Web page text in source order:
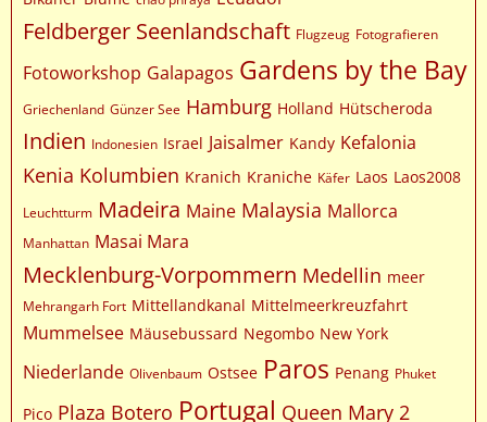
Feldberger Seenlandschaft Flugzeug Fotografieren
Fotoworkshop Galapagos Gardens by the Bay
Griechenland Günzer See Hamburg Holland Hütscheroda
Indien Indonesien Israel Jaisalmer Kandy Kefalonia
Kenia Kolumbien Kranich Kraniche Käfer Laos Laos2008
Leuchtturm Madeira Maine Malaysia Mallorca
Manhattan Masai Mara
Mecklenburg-Vorpommern Medellin meer
Mehrangarh Fort Mittellandkanal Mittelmeerkreuzfahrt
Mummelsee Mäusebussard Negombo New York
Niederlande Olivenbaum Ostsee Paros Penang Phuket
Pico Plaza Botero Portugal Queen Mary 2